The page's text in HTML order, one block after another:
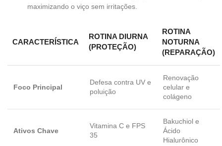
maximizando o viço sem irritações.
CARACTERÍSTICA
ROTINA DIURNA
(PROTEÇÃO)
ROTINA
NOTURNA
(REPARAÇÃO)
Foco Principal
Defesa contra UV e
poluição
Renovação
celular e
colágeno
Ativos Chave
Vitamina C e FPS
35
Bakuchiol e
Ácido
Hialurônico